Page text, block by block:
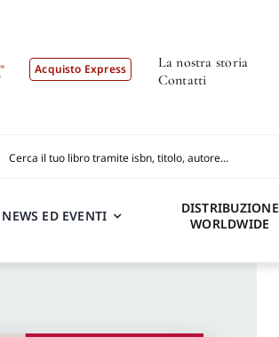
Acquisto Express
La nostra storia
Contatti
NEWS ED EVENTI
DISTRIBUZIONE
WORLDWIDE